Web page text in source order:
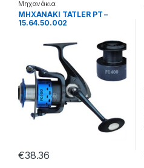
Μηχανάκια
ΜΗΧΑΝΑΚΙ TATLER PT –
15.64.50.002
€38.36